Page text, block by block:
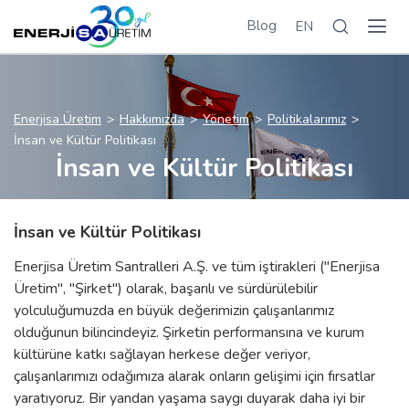
Blog EN
Enerjisa Üretim Hakkımızda Yönetim
Politikalarımız
İnsan ve Kültür Politikası
İnsan ve Kültür Politikası
İnsan ve Kültür Politikası
Enerjisa Üretim Santralleri A.Ş. ve tüm iştirakleri ("Enerjisa
Üretim", "Şirket") olarak, başarılı ve sürdürülebilir
yolculuğumuzda en büyük değerimizin çalışanlarımız
olduğunun bilincindeyiz. Şirketin performansına ve kurum
kültürüne katkı sağlayan herkese değer veriyor,
çalışanlarımızı odağımıza alarak onların gelişimi için fırsatlar
yaratıyoruz. Bir yandan yaşama saygı duyarak daha iyi bir